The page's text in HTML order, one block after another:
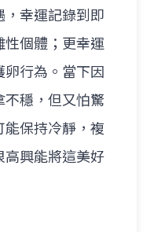
，幸運記錄到即
性個體；更幸運
行為。當下因
不穩，但又怕驚
能保持冷靜，複
高興能將這美好